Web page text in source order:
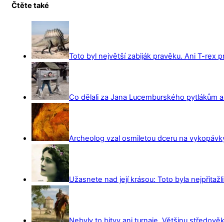
Čtěte také
Toto byl největší zabiják pravěku. Ani T-rex
Co dělali za Jana Lucemburského pytlákům
Archeolog vzal osmiletou dceru na
Užasnete nad její krásou: Toto byla